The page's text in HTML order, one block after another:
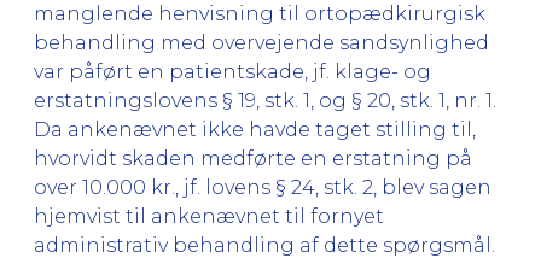
manglende henvisning til ortopædkirurgisk
behandling med overvejende sandsynlighed
var påført en patientskade, jf. klage- og
erstatningslovens § 19, stk. 1, og § 20, stk. 1, nr. 1.
Da ankenævnet ikke havde taget stilling til,
hvorvidt skaden medførte en erstatning på
over 10.000 kr., jf. lovens § 24, stk. 2, blev sagen
hjemvist til ankenævnet til fornyet
administrativ behandling af dette spørgsmål.